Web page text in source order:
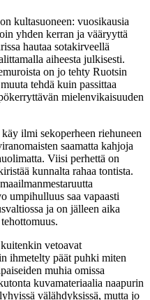
kultasuoneen: vuosikausia
yhden kerran ja vääryyttä
hautaa sotakirveellä
aiheesta julkisesti.
on jo tehty Ruotsin
tehdä kuin passittaa
mielenvikaisuuden
ilmi sekoperheen riehuneen
saamatta kahjoja
Viisi perhettä on
kunnalta rahaa tontista.
umpihulluus saa vapaasti
ja on jälleen aika
vetoavat
ihmetelty päät puhki miten
muhia omissa
kuvamateriaalia naapurin
välähdyksissä, mutta jo